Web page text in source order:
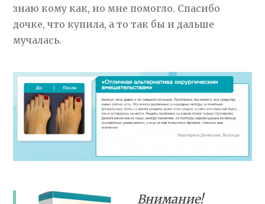
знаю кому как, но мне помогло. Спасибо
дочке, что купила, а то так бы и дальше
мучалась.
Внимание!